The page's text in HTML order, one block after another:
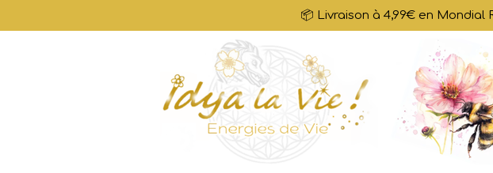
au
📦 Livraison à 4,99€ en